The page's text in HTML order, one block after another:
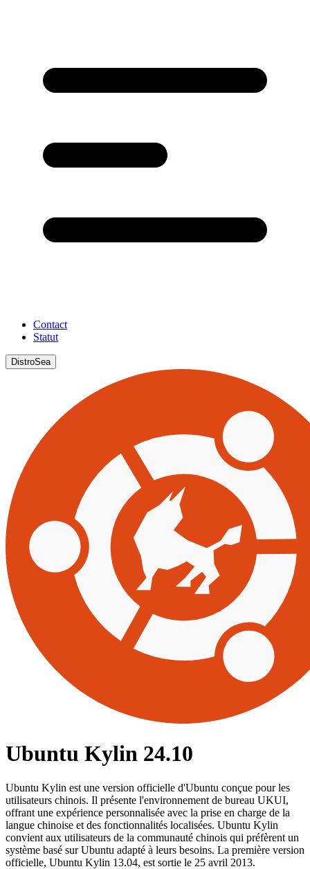
Contact
Statut
DistroSea
Ubuntu Kylin 24.10
Ubuntu Kylin est une version officielle d'Ubuntu conçue pour les
utilisateurs chinois. Il présente l'environnement de bureau UKUI,
offrant une expérience personnalisée avec la prise en charge de la
langue chinoise et des fonctionnalités localisées. Ubuntu Kylin
convient aux utilisateurs de la communauté chinois qui préfèrent un
système basé sur Ubuntu adapté à leurs besoins. La première version
officielle, Ubuntu Kylin 13.04, est sortie le 25 avril 2013.